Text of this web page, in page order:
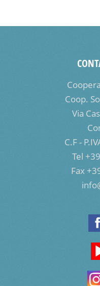
Coop.
Via
C.F -
Tel
Fax